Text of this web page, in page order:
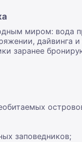
миром: вода
дайвинга
заранее
заповедников;